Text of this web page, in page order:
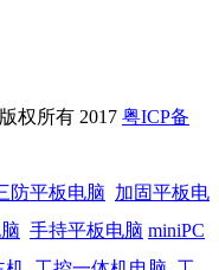
权所有 2017 粤ICP备
防平板电脑 加固平板电
手持平板电脑 miniPC